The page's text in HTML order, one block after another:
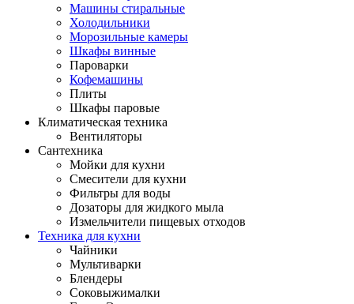
Машины стиральные
Холодильники
Морозильные камеры
Шкафы винные
Пароварки
Кофемашины
Плиты
Шкафы паровые
Климатическая техника
Вентиляторы
Сантехника
Мойки для кухни
Смесители для кухни
Фильтры для воды
Дозаторы для жидкого мыла
Измельчители пищевых отходов
Техника для кухни
Чайники
Мультиварки
Блендеры
Соковыжималки